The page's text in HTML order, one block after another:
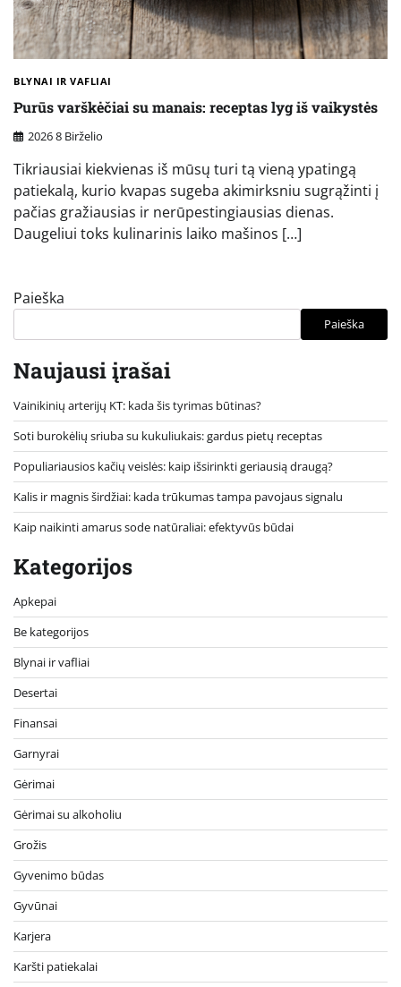
BLYNAI IR VAFLIAI
Purūs varškėčiai su manais: receptas lyg iš vaikystės
2026 8 Birželio
Tikriausiai kiekvienas iš mūsų turi tą vieną ypatingą
patiekalą, kurio kvapas sugeba akimirksniu sugrąžinti į
pačias gražiausias ir nerūpestingiausias dienas.
Daugeliui toks kulinarinis laiko mašinos […]
Paieška
Paieška
Naujausi įrašai
Vainikinių arterijų KT: kada šis tyrimas būtinas?
Soti burokėlių sriuba su kukuliukais: gardus pietų receptas
Populiariausios kačių veislės: kaip išsirinkti geriausią draugą?
Kalis ir magnis širdžiai: kada trūkumas tampa pavojaus signalu
Kaip naikinti amarus sode natūraliai: efektyvūs būdai
Kategorijos
Apkepai
Be kategorijos
Blynai ir vafliai
Desertai
Finansai
Garnyrai
Gėrimai
Gėrimai su alkoholiu
Grožis
Gyvenimo būdas
Gyvūnai
Karjera
Karšti patiekalai